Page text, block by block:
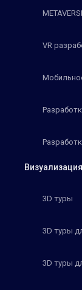
VR
Визуализация
3D туры
3D туры
3D туры